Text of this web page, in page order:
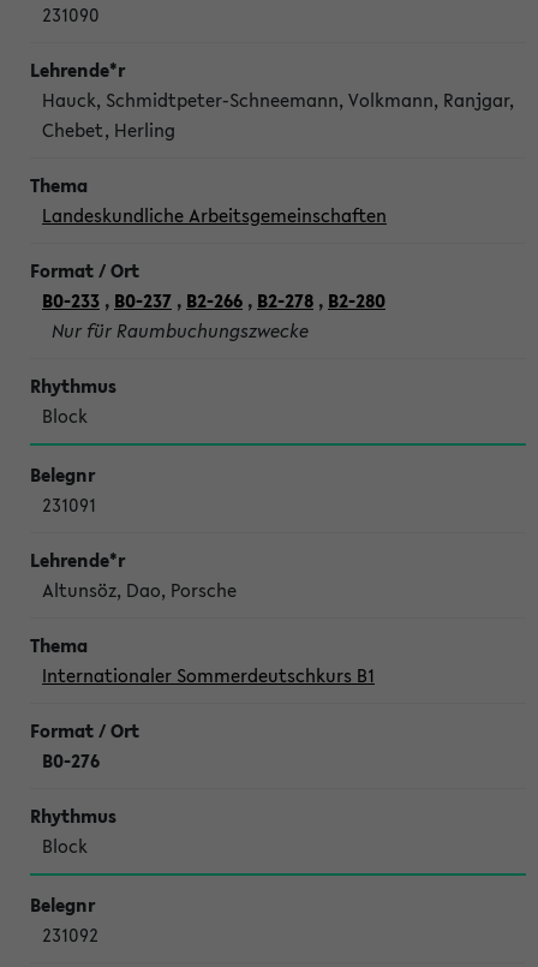
231090
Hauck, Schmidtpeter-Schneemann, Volkmann, Ranjgar,
Chebet, Herling
Landeskundliche Arbeitsgemeinschaften
B0-233 , B0-237 , B2-266 , B2-278 , B2-280
Nur für Raumbuchungszwecke
Block
231091
Altunsöz, Dao, Porsche
Internationaler Sommerdeutschkurs B1
B0-276
Block
231092